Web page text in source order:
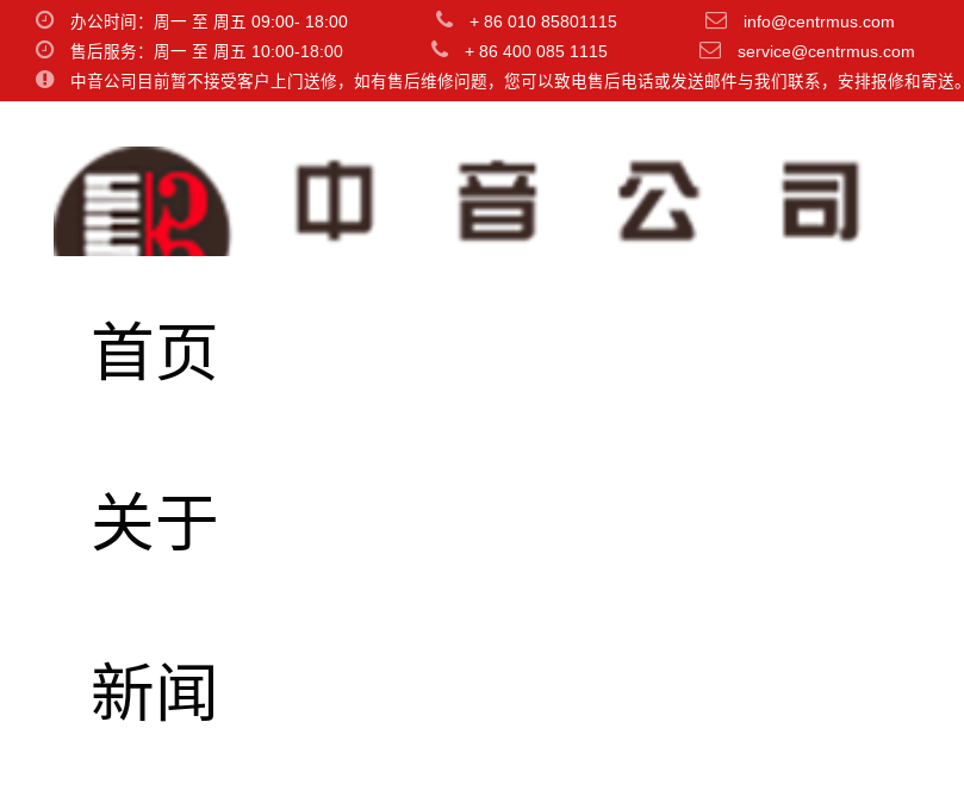
办公时间：周一 至 周五 09:00- 18:00 + 86 010 85801115 info@centrmus.com
售后服务：周一 至 周五 10:00-18:00
+ 86 400 085 1115
service@centrmus.com
中音公司目前暂不接受客户上门送修，如有售后维修问题，您可以致电售后电话或发送邮件与我们联系，安排报修和寄送。
首页
关于
新闻